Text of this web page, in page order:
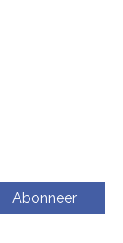
Abonneer